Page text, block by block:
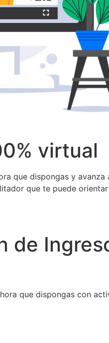
virtual
que dispongas y
que te puede
de
que dispongas con